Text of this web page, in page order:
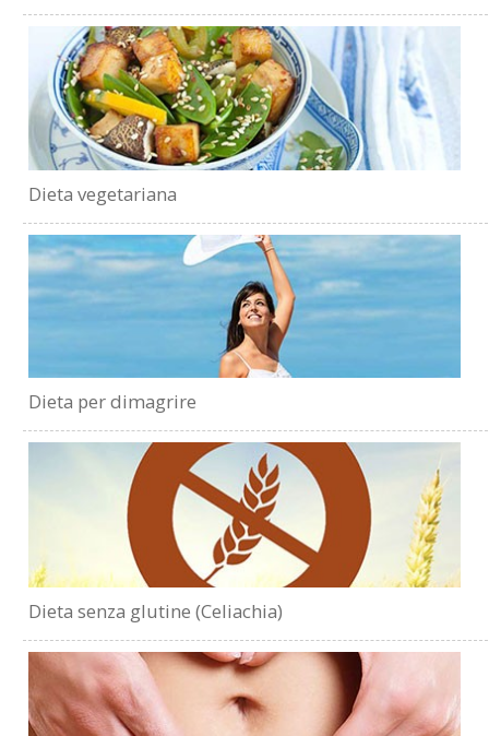
Dieta vegetariana
Dieta per dimagrire
Dieta senza glutine (Celiachia)